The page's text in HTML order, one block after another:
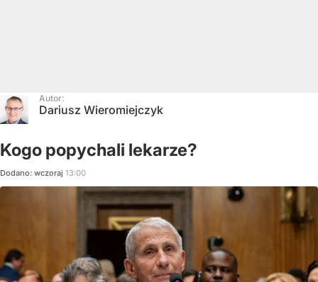
Autor:
Dariusz Wieromiejczyk
Kogo popychali lekarze?
Dodano: wczoraj 13:00